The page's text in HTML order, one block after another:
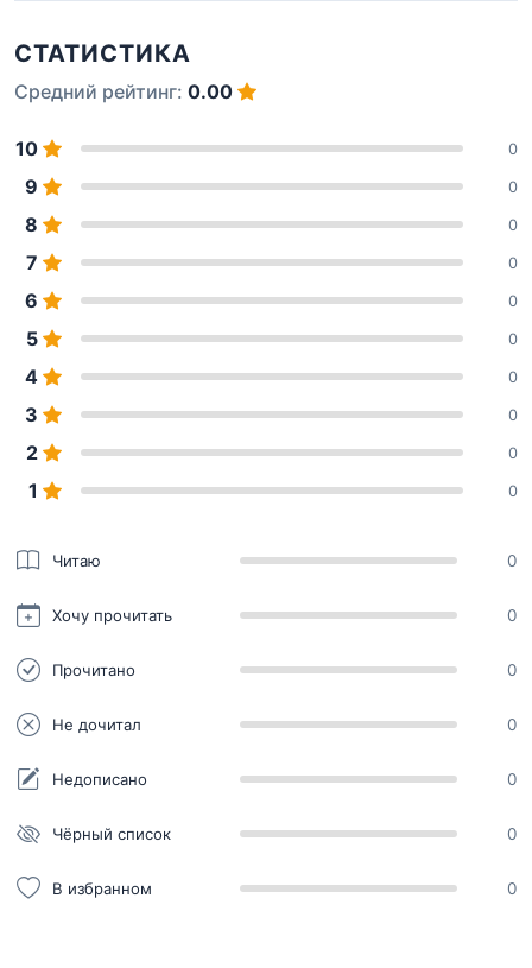
СТАТИСТИКА
Средний рейтинг: 0.00
10 0
9 0
8 0
7 0
6 0
5 0
4 0
3 0
2 0
1 0
Читаю 0
Хочу прочитать 0
Прочитано 0
Не дочитал 0
Недописано 0
Чёрный список 0
В избранном 0